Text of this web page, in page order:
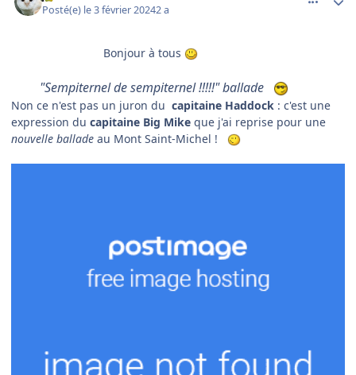
Posté(e) le 3 février 20242 a
Bonjour à tous
"Sempiternel de sempiternel !!!!!" ballade
Non ce n'est pas un juron du capitaine Haddock : c'est une
expression du capitaine Big Mike que j'ai reprise pour une
nouvelle ballade au Mont Saint-Michel !